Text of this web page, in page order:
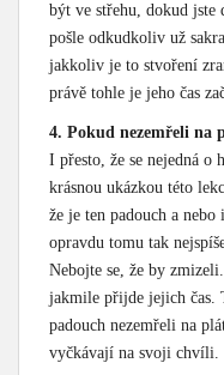
být ve střehu, dokud
pošle odkudkoliv už
jakkoliv je to stvoření
právě tohle je jeho čas
4. Pokud nezemřeli na
I přesto, že se nejedná
krásnou ukázkou této
že je ten padouch a
opravdu tomu tak
Nebojte se, že by
jakmile přijde jejich čas.
padouch nezemřeli na
vyčkávají na svoji chvíli.